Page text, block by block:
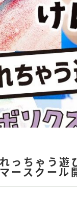
っちゃう遊
ースクール